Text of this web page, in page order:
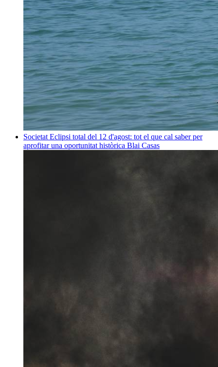
Societat Eclipsi total del 12 d'agost: tot el que cal saber per
aprofitar una oportunitat històrica Blai Casas